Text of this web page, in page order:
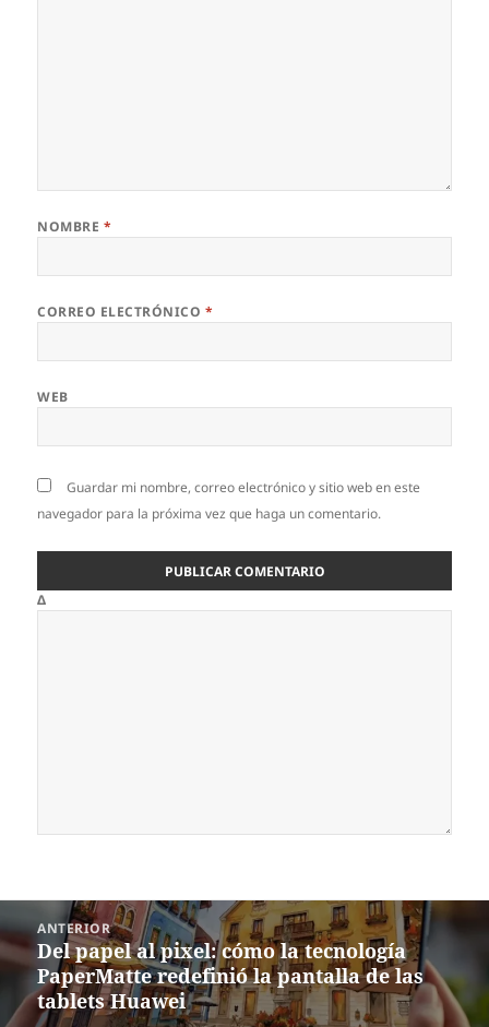
NOMBRE *
CORREO ELECTRÓNICO *
WEB
Guardar mi nombre, correo electrónico y sitio web en este
navegador para la próxima vez que haga un comentario.
Δ
Navegación
de
entradas
ANTERIOR
Entrada
anterior:
Del papel al pixel: cómo la tecnología
PaperMatte redefinió la pantalla de las
tablets Huawei